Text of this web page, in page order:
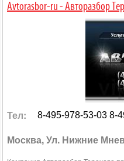
Avtorasbor-ru - Авторазбор
Тел: 8-
Москва, Ул. Нижние